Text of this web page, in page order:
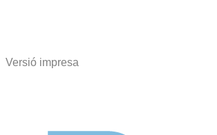
Versió impresa